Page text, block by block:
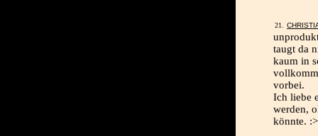
taugt da
kaum in
vorbei.
Ich liebe
werden,
könnte. :>